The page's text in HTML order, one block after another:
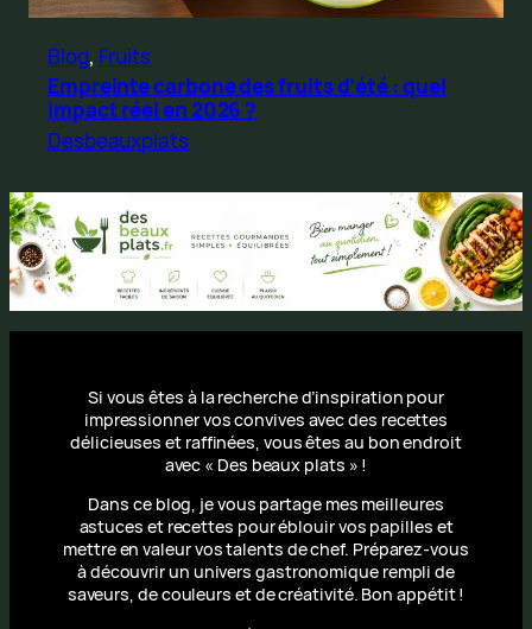
Blog, Fruits
Empreinte carbone des fruits d’été : quel
impact réel en 2026 ?
Desbeauxplats
Si vous êtes à la recherche d’inspiration pour
impressionner vos convives avec des recettes
délicieuses et raffinées, vous êtes au bon endroit
avec « Des beaux plats » !
Dans ce blog, je vous partage mes meilleures
astuces et recettes pour éblouir vos papilles et
mettre en valeur vos talents de chef. Préparez-vous
à découvrir un univers gastronomique rempli de
saveurs, de couleurs et de créativité. Bon appétit !